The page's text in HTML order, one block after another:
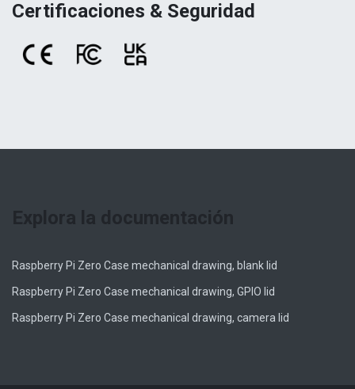
Certificaciones & Seguridad
Explora la documentación
Raspberry Pi Zero Case mechanical drawing, blank lid
Raspberry Pi Zero Case mechanical drawing, GPIO lid
Raspberry Pi Zero Case mechanical drawing, camera lid